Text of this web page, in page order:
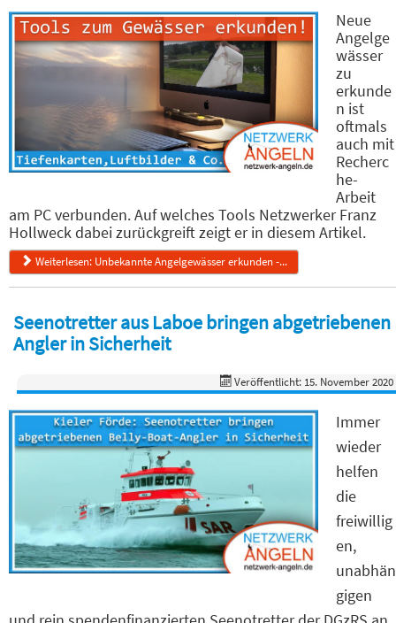
Neue
Angelge
wässer
zu
erkunde
n ist
oftmals
auch mit
Recherc
he-
Arbeit
am PC verbunden. Auf welches Tools Netzwerker Franz
Hollweck dabei zurückgreift zeigt er in diesem Artikel.
Weiterlesen: Unbekannte Angelgewässer erkunden -...
Seenotretter aus Laboe bringen abgetriebenen
Angler in Sicherheit
Veröffentlicht: 15. November 2020
Immer
wieder
helfen
die
freiwillig
en,
unabhän
gigen